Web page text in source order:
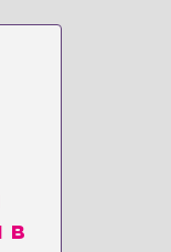
в